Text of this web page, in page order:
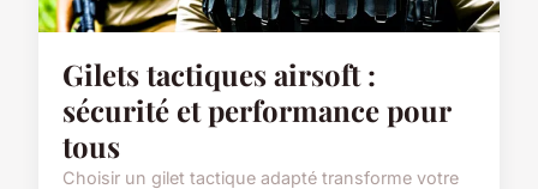
Gilets tactiques airsoft :
sécurité et performance pour
tous
Choisir un gilet tactique adapté transforme votre